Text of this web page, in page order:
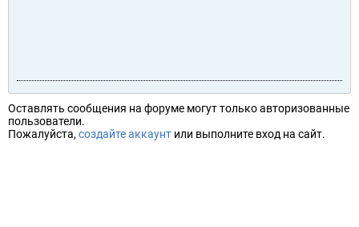
Оставлять сообщения на форуме могут только авторизованные
пользователи.
Пожалуйста, создайте аккаунт или выполните вход на сайт.